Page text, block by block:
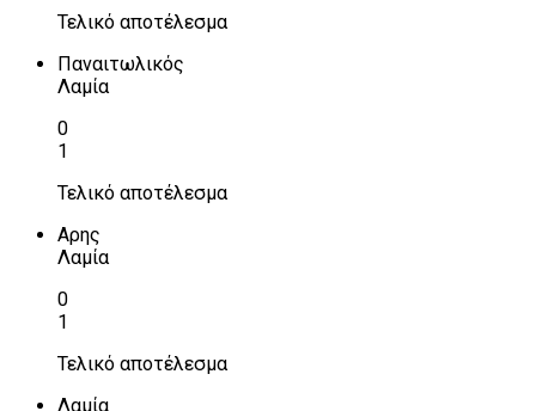
Τελικό αποτέλεσμα
Παναιτωλικός
Λαμία
0
1
Τελικό αποτέλεσμα
Αρης
Λαμία
0
1
Τελικό αποτέλεσμα
Λαμία